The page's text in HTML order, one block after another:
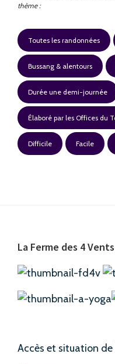
thème :
Toutes les randonnées
Bussang & alentours
Durée une demi-journée
Élaboré par les Offices du
Difficile Facile
Footer
La Ferme des 4 Vents
Accès et situation de